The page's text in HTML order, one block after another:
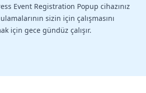
Event Registration Popup cihazınız
sizin için çalışmasını
için gece gündüz çalışır.